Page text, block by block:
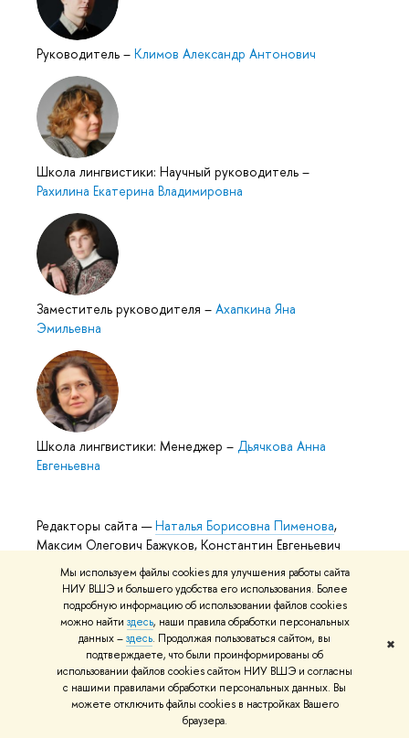
Мы используем файлы cookies для улучшения работы сайта
НИУ ВШЭ и большего удобства его использования. Более
подробную информацию об использовании файлов cookies
можно найти здесь, наши правила обработки персональных
данных –здесь. Продолжая пользоваться сайтом, вы
подтверждаете, что были проинформированы об
использовании файлов cookies сайтом НИУ ВШЭ и согласны
с нашими правилами обработки персональных данных. Вы
можете отключить файлы cookies в настройках Вашего
браузера.
✖
Руководитель – Климов Александр Антонович
Школа лингвистики: Научный руководитель –
Рахилина Екатерина Владимировна
Заместитель руководителя – Ахапкина Яна
Эмильевна
Школа лингвистики: Менеджер – Дьячкова Анна
Евгеньевна
Редакторы сайта —Наталья Борисовна Пименова,
Максим Олегович Бажуков, Константин Евгеньевич
О ВЫШКЕ
Цифры и факты
Руководство и структура